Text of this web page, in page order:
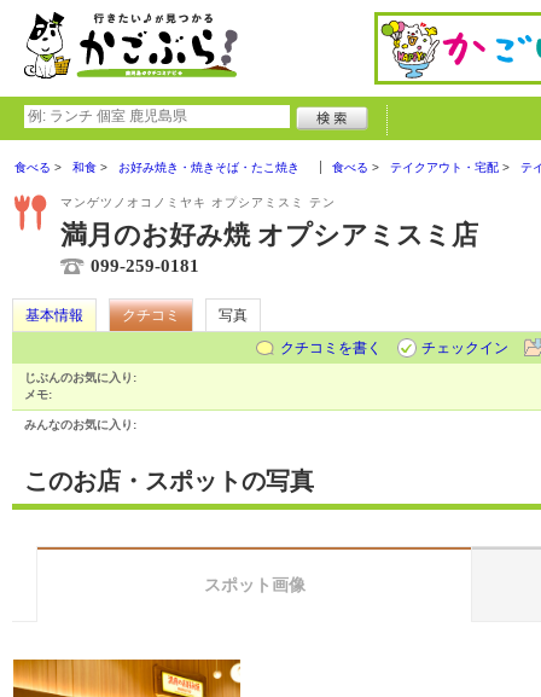
食べる 和食 お好み焼き・焼きそば・たこ焼き 食べる テイクアウト・宅配 テ
マンゲツノオコノミヤキ オプシアミスミ テン
満月のお好み焼 オプシアミスミ店
099-259-0181
基本情報 クチコミ
写真
クチコミを書く
チェックイン
じぶんのお気に入り:
メモ:
みんなのお気に入り:
このお店・スポットの写真
スポット画像